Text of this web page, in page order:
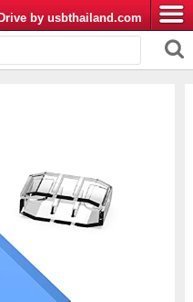
by usbthailand.com